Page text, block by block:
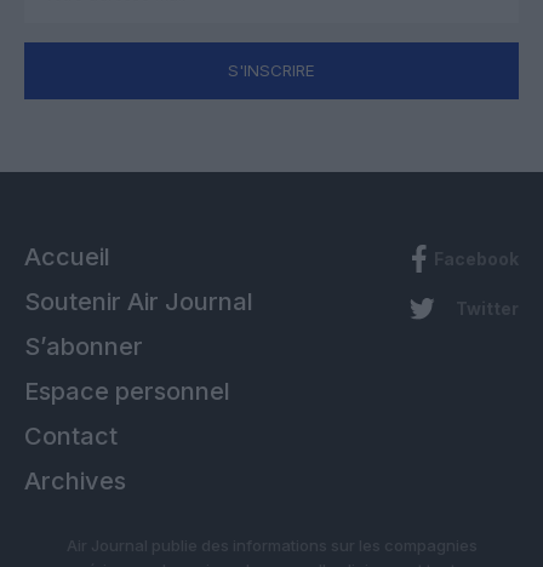
S'INSCRIRE
Accueil
Soutenir Air Journal
S’abonner
Espace personnel
Contact
Archives